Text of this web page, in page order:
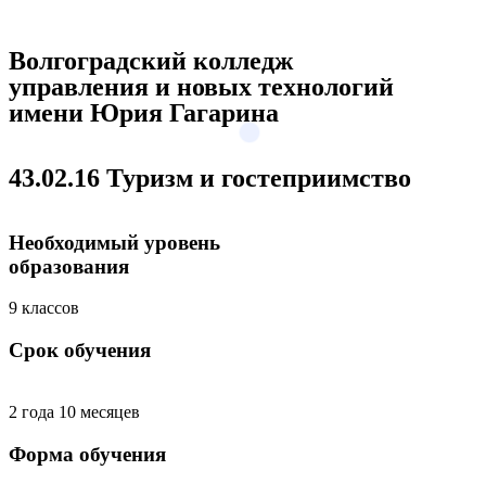
Волгоградский колледж
управления и новых технологий
имени Юрия Гагарина
43.02.16 Туризм и гостеприимство
Необходимый уровень
образования
9 классов
Срок обучения
2 года 10 месяцев
Форма обучения